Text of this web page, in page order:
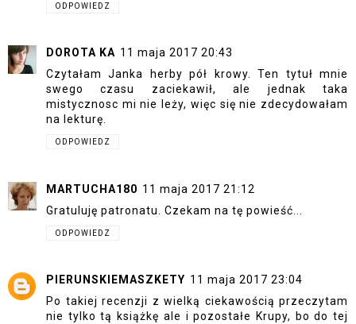
ODPOWIEDZ
DOROTA KA 11 maja 2017 20:43
Czytałam Janka herby pół krowy. Ten tytuł mnie
swego czasu zaciekawił, ale jednak taka
mistycznosc mi nie leży, więc się nie zdecydowałam
na lekturę.
ODPOWIEDZ
MARTUCHA180 11 maja 2017 21:12
Gratuluję patronatu. Czekam na tę powieść...
ODPOWIEDZ
PIERUNSKIEMASZKETY 11 maja 2017 23:04
Po takiej recenzji z wielką ciekawością przeczytam
nie tylko tą książkę ale i pozostałe Krupy, bo do tej